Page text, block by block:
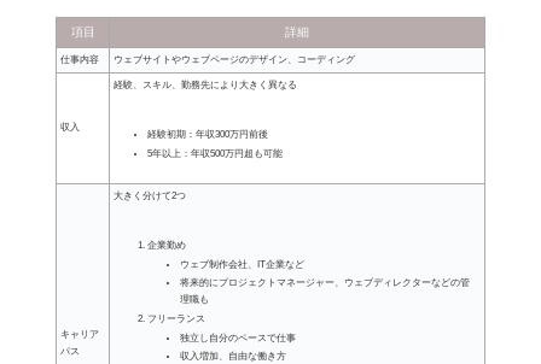
項目 詳細
仕事内容 ウェブサイトやウェブページのデザイン、コーディング
収入
経験、スキル、勤務先により大きく異なる
経験初期：年収300万円前後
5年以上：年収500万円超も可能
キャリア
パス
大きく分けて2つ
企業勤め
ウェブ制作会社、IT企業など
将来的にプロジェクトマネージャー、ウェブディレクターなどの管
理職も
フリーランス
独立し自分のペースで仕事
収入増加、自由な働き方